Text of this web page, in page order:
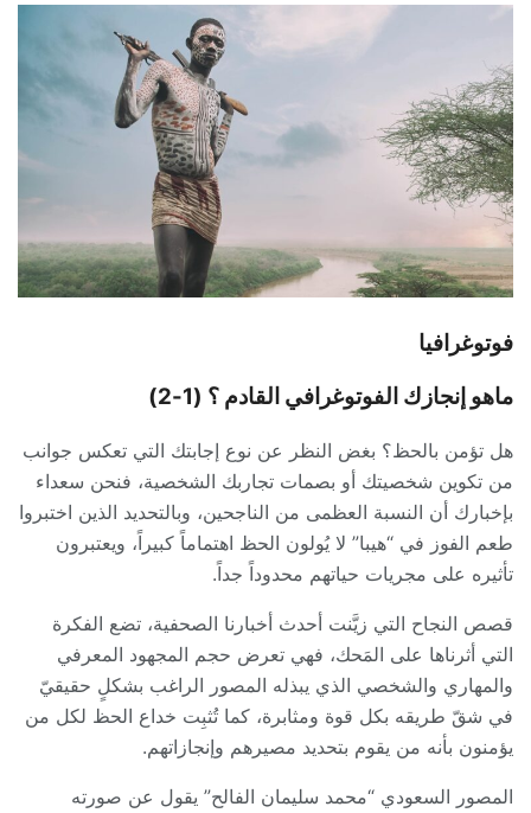
فوتوغرافيا
ماهو إنجازك الفوتوغرافي القادم ؟ (1-2)
هل تؤمن بالحظ؟ بغض النظر عن نوع إجابتك التي تعكس جوانب
من تكوين شخصيتك أو بصمات تجاربك الشخصية، فنحن سعداء
بإخبارك أن النسبة العظمى من الناجحين، وبالتحديد الذين اختبروا
طعم الفوز في “هيبا” لا يُولون الحظ اهتماماً كبيراً، ويعتبرون
تأثيره على مجريات حياتهم محدوداً جداً.
قصص النجاح التي زيَّنت أحدث أخبارنا الصحفية، تضع الفكرة
التي أثرناها على المَحك، فهي تعرض حجم المجهود المعرفي
والمهاري والشخصي الذي يبذله المصور الراغب بشكلٍ حقيقيّ
في شقّ طريقه بكل قوة ومثابرة، كما تُثبِت خداع الحظ لكل من
يؤمنون بأنه من يقوم بتحديد مصيرهم وإنجازاتهم.
المصور السعودي “محمد سليمان الفالح” يقول عن صورته